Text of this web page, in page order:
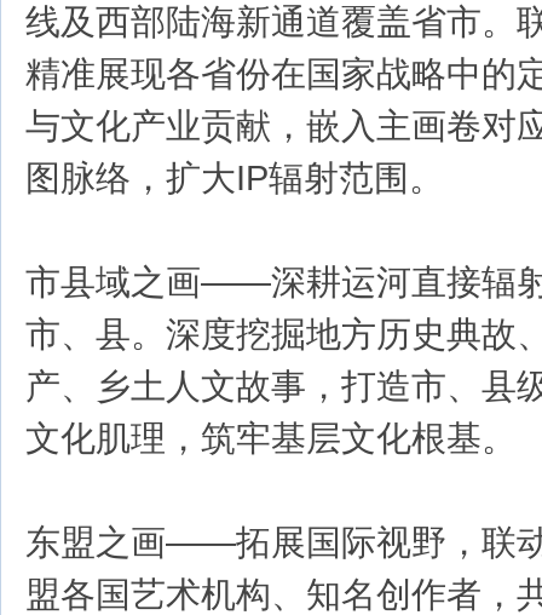
线及西部陆海新通道覆盖省市。
精准展现各省份在国家战略中的
与文化产业贡献，嵌入主画卷对
图脉络，扩大IP辐射范围。
市县域之画——深耕运河直接辐
市、县。深度挖掘地方历史典故
产、乡土人文故事，打造市、县
文化肌理，筑牢基层文化根基。
东盟之画——拓展国际视野，联
盟各国艺术机构、知名创作者，